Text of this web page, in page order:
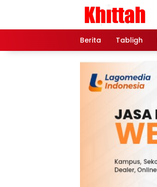
Berita Tabligh